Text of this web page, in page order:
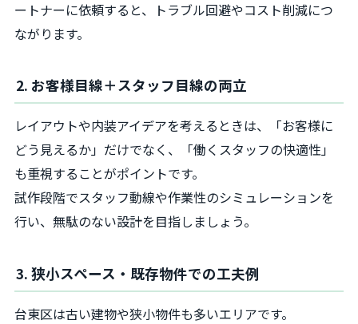
ートナーに依頼すると、トラブル回避やコスト削減につ
ながります。
2. お客様目線＋スタッフ目線の両立
レイアウトや内装アイデアを考えるときは、「お客様に
どう見えるか」だけでなく、「働くスタッフの快適性」
も重視することがポイントです。
試作段階でスタッフ動線や作業性のシミュレーションを
行い、無駄のない設計を目指しましょう。
3. 狭小スペース・既存物件での工夫例
台東区は古い建物や狭小物件も多いエリアです。